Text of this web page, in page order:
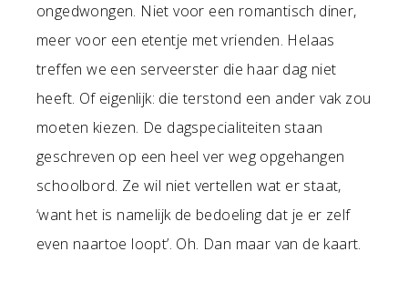
ongedwongen. Niet voor een romantisch diner,
meer voor een etentje met vrienden. Helaas
treffen we een serveerster die haar dag niet
heeft. Of eigenlijk: die terstond een ander vak zou
moeten kiezen. De dagspecialiteiten staan
geschreven op een heel ver weg opgehangen
schoolbord. Ze wil niet vertellen wat er staat,
‘want het is namelijk de bedoeling dat je er zelf
even naartoe loopt’. Oh. Dan maar van de kaart.